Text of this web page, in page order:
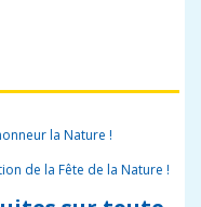
la Nature !
de la Fête de la Nature !